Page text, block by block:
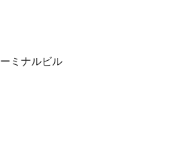
ミナルビル